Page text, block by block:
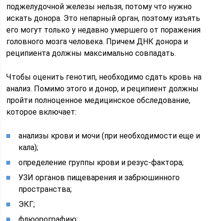
поджелудочной железы нельзя, потому что нужно
искать донора. Это непарный орган, поэтому изъять
его могут только у недавно умершего от поражения
головного мозга человека. Причем ДНК донора и
реципиента должны максимально совпадать.
Чтобы оценить генотип, необходимо сдать кровь на
анализ. Помимо этого и донор, и реципиент должны
пройти полноценное медицинское обследование,
которое включает:
анализы крови и мочи (при необходимости еще и
кала);
определение группы крови и резус-фактора;
УЗИ органов пищеварения и забрюшинного
пространства;
ЭКГ;